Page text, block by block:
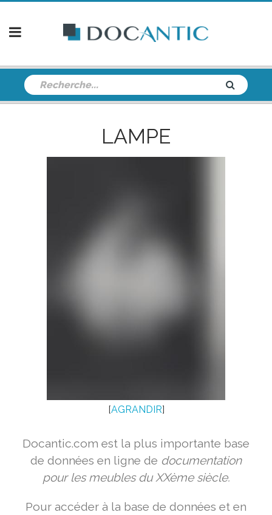
LAMPE
[AGRANDIR]
Docantic.com est la plus importante base
de données en ligne de documentation
pour les meubles du XXème siècle.
Pour accéder à la base de données et en